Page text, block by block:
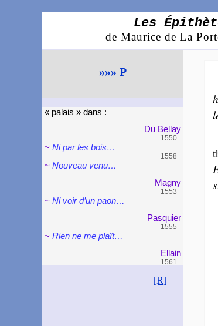
Les
de Maurice de La
»»» P
« pa­lais » dans :
Du Bellay
1550
~Ni par les bois…
1558
~Nouveau venu…
Magny
1553
~Ni voir d’un paon…
Pas­quier
1555
~Rien ne me plaît…
Ellain
1561
Gadou
[R]